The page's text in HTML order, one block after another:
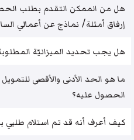
هل من الممكن التقدم بطلب
إرفاق أمثلة/ نماذج عن أعمالي
هل يجب تحديد الميزانيّة
ما هو الحد الأدنى والأقصى
الحصول عليه؟
كيف أعرف أنه قد تم استلام طلبي